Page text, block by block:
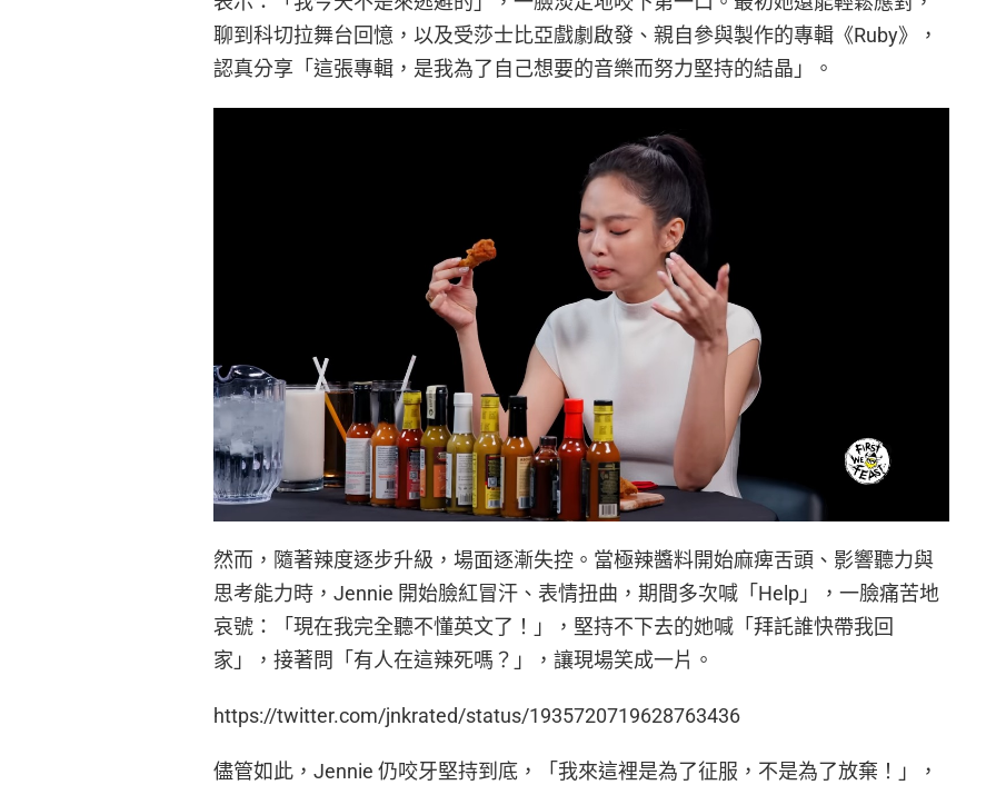
聊到科切拉舞台回憶，以及受莎士比亞戲劇啟發、親自參與製作的專輯《Ruby》，
認真分享「這張專輯，是我為了自己想要的音樂而努力堅持的結晶」。
然而，隨著辣度逐步升級，場面逐漸失控。當極辣醬料開始麻痺舌頭、影響聽力與
思考能力時，Jennie 開始臉紅冒汗、表情扭曲，期間多次喊「Help」，一臉痛苦地
哀號：「現在我完全聽不懂英文了！」，堅持不下去的她喊「拜託誰快帶我回
家」，接著問「有人在這辣死嗎？」，讓現場笑成一片。
https://twitter.com/jnkrated/status/1935720719628763436
儘管如此，Jennie 仍咬牙堅持到底，「我來這裡是為了征服，不是為了放棄！」，